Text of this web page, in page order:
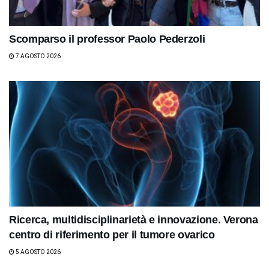
Scomparso il professor Paolo Pederzoli
7 AGOSTO 2026
Ricerca, multidisciplinarietà e innovazione. Verona
centro di riferimento per il tumore ovarico
5 AGOSTO 2026